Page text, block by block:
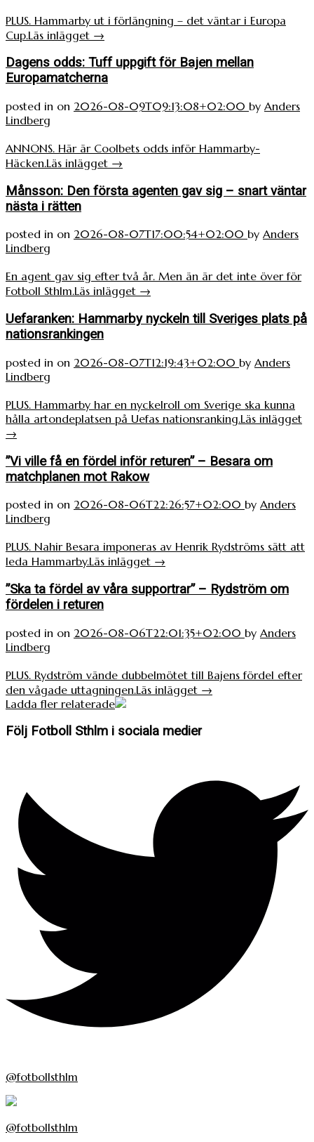
PLUS. Hammarby ut i förlängning – det väntar i Europa
Cup.Läs inlägget →
Dagens odds: Tuff uppgift för Bajen mellan
Europamatcherna
posted in on 2026-08-09T09:13:08+02:00 by Anders
Lindberg
ANNONS. Här är Coolbets odds inför Hammarby-
Häcken.Läs inlägget →
Månsson: Den första agenten gav sig – snart väntar
nästa i rätten
posted in on 2026-08-07T17:00:54+02:00 by Anders
Lindberg
En agent gav sig efter två år. Men än är det inte över för
Fotboll Sthlm.Läs inlägget →
Uefaranken: Hammarby nyckeln till Sveriges plats på
nationsrankingen
posted in on 2026-08-07T12:19:43+02:00 by Anders
Lindberg
PLUS. Hammarby har en nyckelroll om Sverige ska kunna
hålla artondeplatsen på Uefas nationsranking.Läs inlägget
→
”Vi ville få en fördel inför returen” – Besara om
matchplanen mot Rakow
posted in on 2026-08-06T22:26:57+02:00 by Anders
Lindberg
PLUS. Nahir Besara imponeras av Henrik Rydströms sätt att
leda Hammarby.Läs inlägget →
”Ska ta fördel av våra supportrar” – Rydström om
fördelen i returen
posted in on 2026-08-06T22:01:35+02:00 by Anders
Lindberg
PLUS. Rydström vände dubbelmötet till Bajens fördel efter
den vågade uttagningen.Läs inlägget →
Ladda fler relaterade
Följ Fotboll Sthlm i sociala medier
@fotbollsthlm
@fotbollsthlm